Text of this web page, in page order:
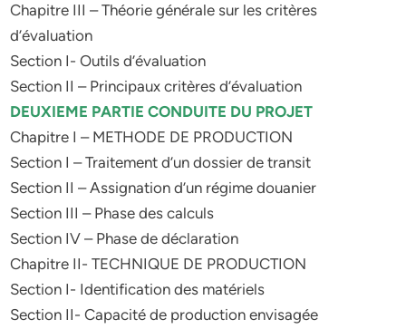
Chapitre III – Théorie générale sur les critères
d’évaluation
Section I- Outils d’évaluation
Section II – Principaux critères d’évaluation
DEUXIEME PARTIE CONDUITE DU PROJET
Chapitre I – METHODE DE PRODUCTION
Section I – Traitement d’un dossier de transit
Section II – Assignation d’un régime douanier
Section III – Phase des calculs
Section IV – Phase de déclaration
Chapitre II- TECHNIQUE DE PRODUCTION
Section I- Identification des matériels
Section II- Capacité de production envisagée